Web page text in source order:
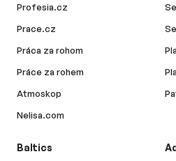
Profesia.cz
Prace.cz
Práca za rohom
Práce za rohem
Atmoskop
Nelisa.com
Baltics